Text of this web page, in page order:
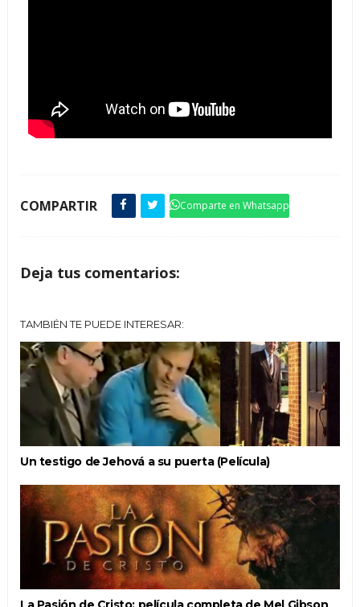
COMPARTIR Comparte en Whatsapp
Deja tus comentarios:
TAMBIÉN TE PUEDE INTERESAR:
Un testigo de Jehová a su puerta (Película)